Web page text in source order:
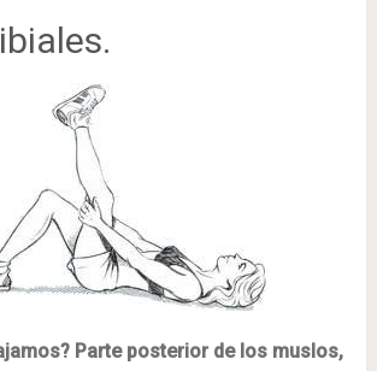
Parte posterior de los muslos,